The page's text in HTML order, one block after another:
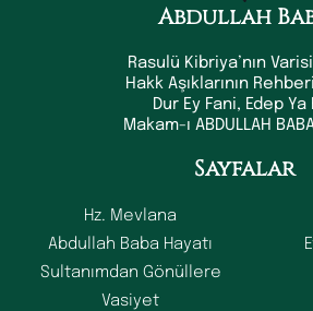
Abdullah
Rasulü Kibriya’nın
Hakk Aşıklarının
Dur Ey Fani, Edep Ya
Makam-ı ABDULLAH
Sayfalar
Hz. Mevlana
Abdullah Baba Hayatı
Sultanımdan Gönüllere
Vasiyet